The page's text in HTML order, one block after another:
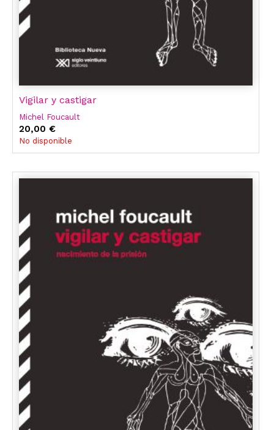
Vigilar y castigar
Michel Foucault
20,00 €
No disponible